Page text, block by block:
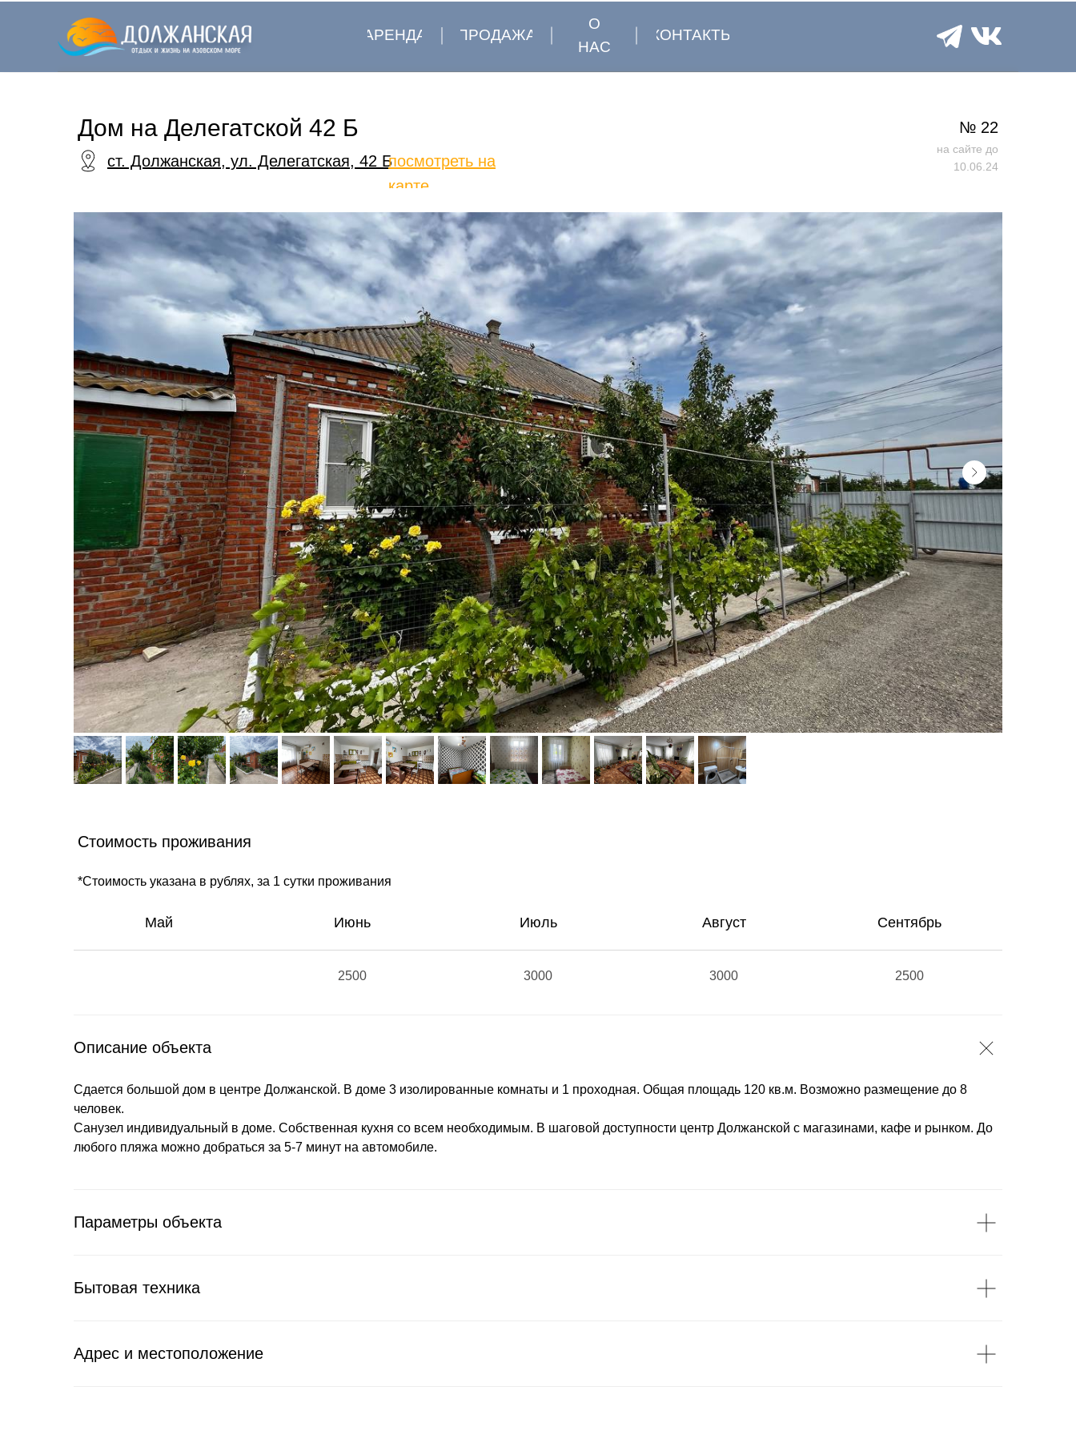
О
НАС
КОНТАКТЫ
АРЕНДА ПРОДАЖА
Дом на Делегатской 42 Б
ст. Должанская, ул. Делегатская, 42 Б
Назад к списку
посмотреть на
карте
№ 22
на сайте до
10.06.24
Стоимость проживания
*Стоимость указана в рублях, за 1 сутки проживания
Май Июнь Июль Август Сентябрь
2500 3000 3000 2500
Описание объекта
Сдается большой дом в центре Должанской. В доме 3 изолированные комнаты и 1 проходная. Общая площадь 120 кв.м. Возможно размещение до 8
человек.
Санузел индивидуальный в доме. Собственная кухня со всем необходимым. В шаговой доступности центр Должанской с магазинами, кафе и рынком. До
любого пляжа можно добраться за 5-7 минут на автомобиле.
Параметры объекта
Бытовая техника
Адрес и местоположение